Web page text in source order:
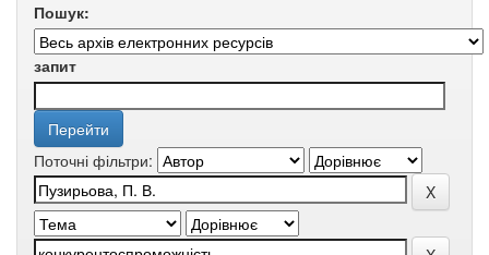
Пошук:
запит
Поточні фільтри: